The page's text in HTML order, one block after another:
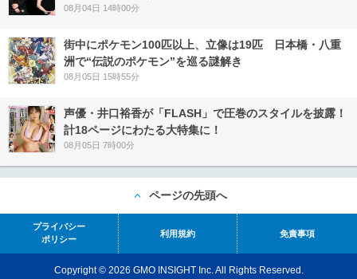
08月04日 14時00分
街中にポケモン100匹以上、立像は19匹 日本橋・八重
洲で“伝説のポケモン”を巡る謎解き
08月05日 15時55分
声優・井口裕香が「FLASH」で圧巻のスタイルを披露！
計18ページにわたる大特集に！
08月05日 7時00分
ページの先頭へ
プライバシー
ポリシー
利用規約 免責事項
Copyright © 2026 GMO INSIGHT Inc. All Rights Reserved.